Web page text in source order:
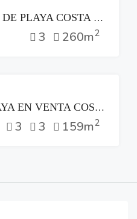
VENTA RESIDENCIA DE PLAYA COSTA DEL SOL
3 260m2
RESIDENCIA DE PLAYA EN VENTA COSTA DEL SOL
3 3 159m2